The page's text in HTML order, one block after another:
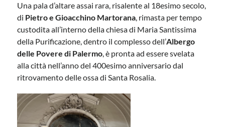
Una pala d’altare assai rara, risalente al 18esimo secolo,
di Pietro e Gioacchino Martorana, rimasta per tempo
custodita all’interno della chiesa di Maria Santissima
della Purificazione, dentro il complesso dell’Albergo
delle Povere di Palermo, è pronta ad essere svelata
alla città nell’anno del 400esimo anniversario dal
ritrovamento delle ossa di Santa Rosalia.